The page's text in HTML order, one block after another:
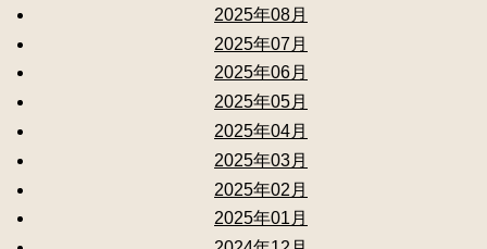
2025年08月
2025年07月
2025年06月
2025年05月
2025年04月
2025年03月
2025年02月
2025年01月